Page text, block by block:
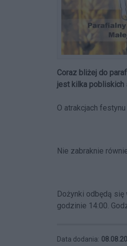
Coraz bliżej do
jest kilka pobliskich
O atrakcjach
Nie zabraknie
Dożynki odbędą
godzinie 14:00.
Data dodania: